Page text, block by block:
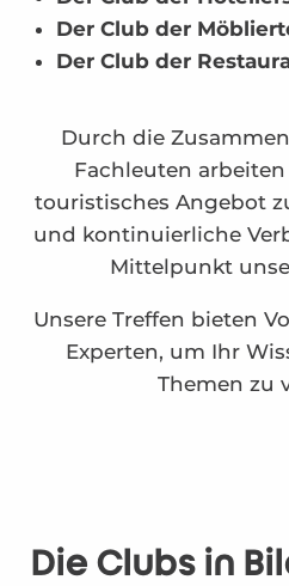
Der Club der
Der Club der
Durch die
Fachleuten
touristisches Angebot
und kontinuierliche
Mittelpunkt
Unsere Treffen bieten
Experten, um Ihr
Themen zu
Die Clubs in